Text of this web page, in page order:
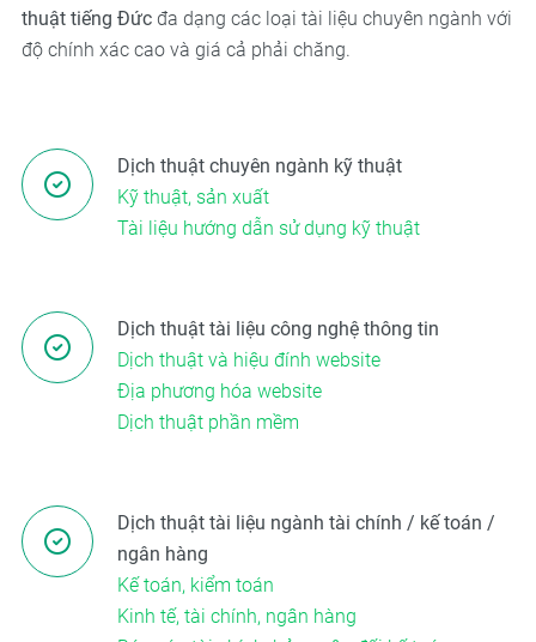
thuật tiếng Đứcđa dạng các loại tài liệu chuyên ngành với
độ chính xác cao và giá cả phải chăng.
Dịch thuật chuyên ngành kỹ thuật
Kỹ thuật, sản xuất
Tài liệu hướng dẫn sử dụng kỹ thuật
Dịch thuật tài liệu công nghệ thông tin
Dịch thuật và hiệu đính website
Địa phương hóa website
Dịch thuật phần mềm
Dịch thuật tài liệu ngành tài chính / kế toán /
ngân hàng
Kế toán, kiểm toán
Kinh tế, tài chính, ngân hàng